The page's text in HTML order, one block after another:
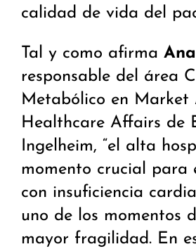
calidad de vida del
Tal y como afirma
responsable del área
Metabólico en Market
Healthcare Affairs de
Ingelheim, “el alta
momento crucial para
con insuficiencia
uno de los momentos
mayor fragilidad. En